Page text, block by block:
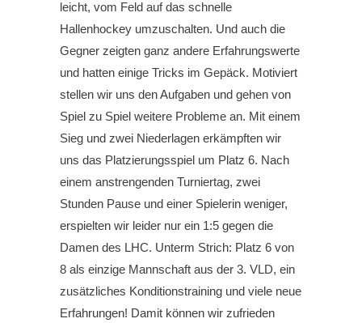
leicht, vom Feld auf das schnelle
Hallenhockey umzuschalten. Und auch die
Gegner zeigten ganz andere Erfahrungswerte
und hatten einige Tricks im Gepäck. Motiviert
stellen wir uns den Aufgaben und gehen von
Spiel zu Spiel weitere Probleme an. Mit einem
Sieg und zwei Niederlagen erkämpften wir
uns das Platzierungsspiel um Platz 6. Nach
einem anstrengenden Turniertag, zwei
Stunden Pause und einer Spielerin weniger,
erspielten wir leider nur ein 1:5 gegen die
Damen des LHC. Unterm Strich: Platz 6 von
8 als einzige Mannschaft aus der 3. VLD, ein
zusätzliches Konditionstraining und viele neue
Erfahrungen! Damit können wir zufrieden